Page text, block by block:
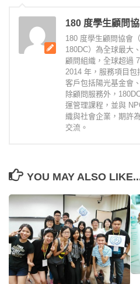
180 度學生顧問
180 度學生顧問協會
180DC）為全球最大
顧問組織，全球超過
2014 年，服務項目包
客戶包括陽光基金會
除顧問服務外，
運管理課程，並與
織與社會企業，期許
交流。
YOU MAY ALSO